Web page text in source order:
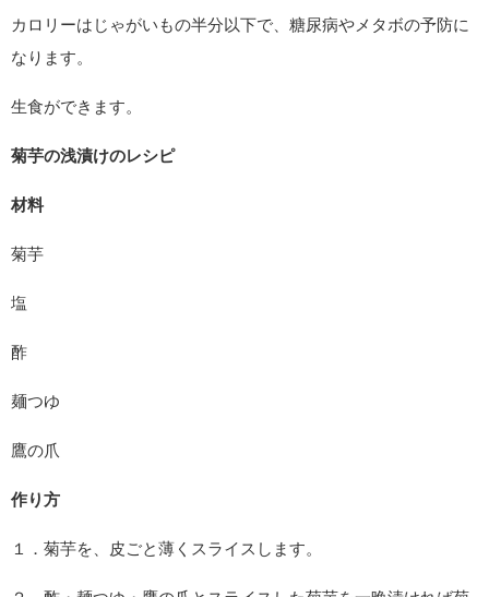
カロリーはじゃがいもの半分以下で、糖尿病やメタボの予防に
なります。
生食ができます。
菊芋の浅漬けのレシピ
材料
菊芋
塩
酢
麺つゆ
鷹の爪
作り方
１．菊芋を、皮ごと薄くスライスします。